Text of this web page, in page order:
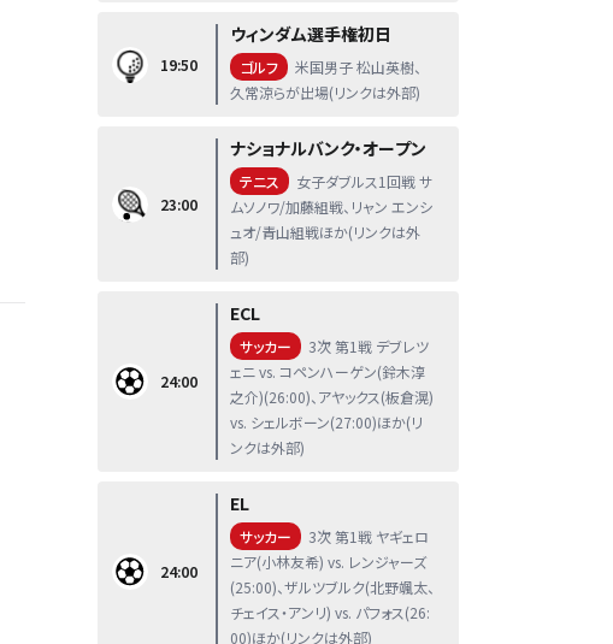
19:50
ウィンダム選手権初日
ゴルフ
米国男子 松山英樹、
久常涼らが出場(リンクは外部)
23:00
ナショナルバンク・オープン
テニス
女子ダブルス1回戦 サ
ムソノワ/加藤組戦、リャン エンシ
ュオ/青山組戦ほか(リンクは外
部)
24:00
ECL
サッカー
3次 第1戦 デブレツ
ェニ vs. コペンハーゲン(鈴木淳
之介)(26:00)、アヤックス(板倉滉)
vs. シェルボーン(27:00)ほか(リ
ンクは外部)
24:00
EL
サッカー
3次 第1戦 ヤギェロ
ニア(小林友希) vs. レンジャーズ
(25:00)、ザルツブルク(北野颯太、
チェイス・アンリ) vs. パフォス(26:
00)ほか(リンクは外部)